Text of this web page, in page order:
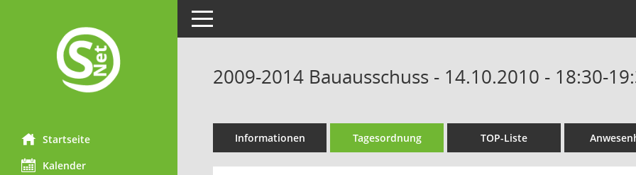
Startseite
Kalender
Toggle navigation
2009-2014 Bauausschuss - 14.10.2010 - 18:30-
Informationen Tagesordnung TOP-Liste